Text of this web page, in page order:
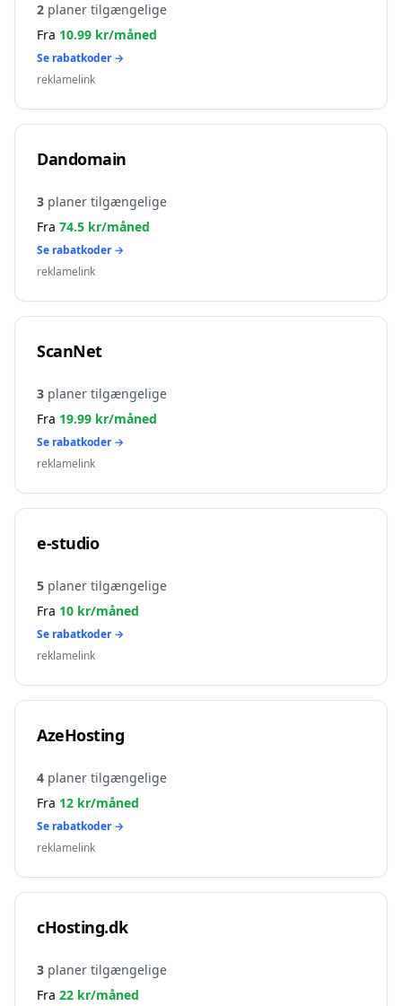
2 planer tilgængelige
Fra 10.99 kr/måned
Se rabatkoder →
reklamelink
Dandomain
3 planer tilgængelige
Fra 74.5 kr/måned
Se rabatkoder →
reklamelink
ScanNet
3 planer tilgængelige
Fra 19.99 kr/måned
Se rabatkoder →
reklamelink
e-studio
5 planer tilgængelige
Fra 10 kr/måned
Se rabatkoder →
reklamelink
AzeHosting
4 planer tilgængelige
Fra 12 kr/måned
Se rabatkoder →
reklamelink
cHosting.dk
3 planer tilgængelige
Fra 22 kr/måned